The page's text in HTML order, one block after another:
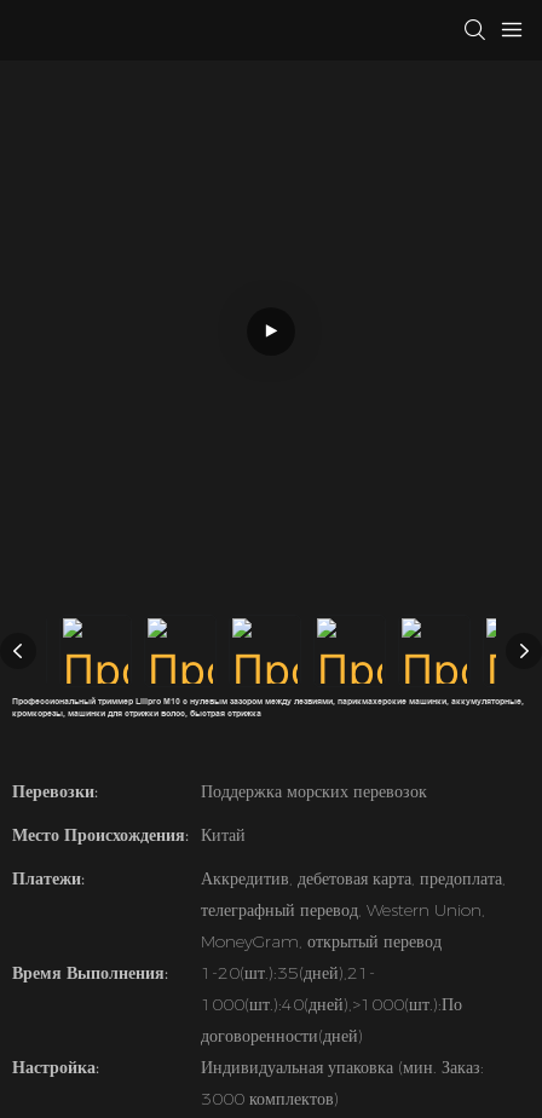
Профессиональный триммер Lilipro M10 с нулевым зазором между лезвиями, парикмахерские машинки, аккумуляторные,
кромкорезы, машинки для стрижки волос, быстрая стрижка
Перевозки:
Поддержка морских перевозок
Место Происхождения: Китай
Платежи:
Аккредитив, дебетовая карта, предоплата,
телеграфный перевод, Western Union,
MoneyGram, открытый перевод
Время Выполнения:
1-20(шт.):35(дней),21-
1000(шт.):40(дней),>1000(шт.):По
договоренности(дней)
Настройка:
Индивидуальная упаковка (мин. Заказ:
3000 комплектов)